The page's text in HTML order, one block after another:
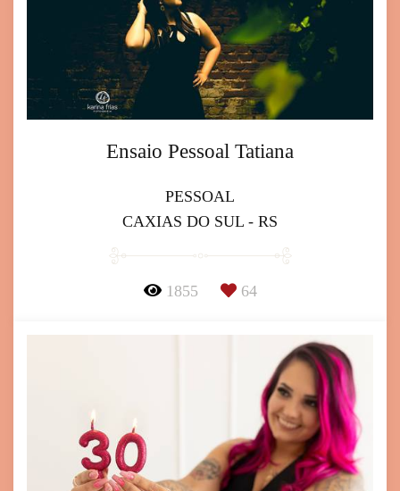
Ensaio Pessoal Tatiana
PESSOAL
CAXIAS DO SUL - RS
1855 64